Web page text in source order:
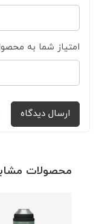
امتیاز شما به
ارسال دیدگاه
محصولات